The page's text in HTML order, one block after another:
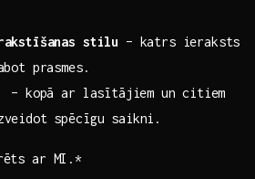
stilu – katrs ieraksts
prasmes.
⁢ – kopā ar lasītājiem⁢ un citiem
spēcīgu saikni.
ar MI.*